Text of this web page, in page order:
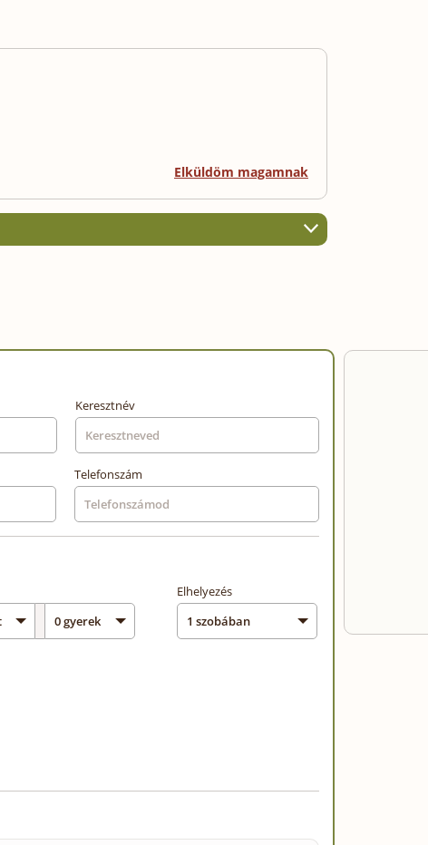
Elküldöm magamnak
Keresztnév
Telefonszám
Elhelyezés